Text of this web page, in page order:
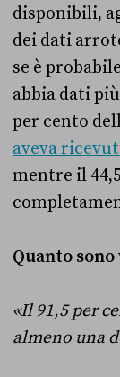
disponibili,
dei dati
se è
abbia dati
per cento
aveva
mentre il
Quanto
«Il 91,5 per
almeno una